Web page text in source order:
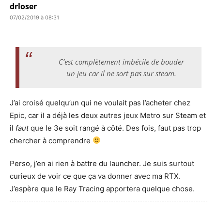
drloser
07/02/2019 à 08:31
C’est complètement imbécile de bouder
un jeu car il ne sort pas sur steam.
J’ai croisé quelqu’un qui ne voulait pas l’acheter chez
Epic, car il a déjà les deux autres jeux Metro sur Steam et
il fautque le 3e soit rangé à côté. Des fois, faut pas trop
chercher à comprendre
Perso, j’en ai rien à battre du launcher. Je suis surtout
curieux de voir ce que ça va donner avec ma RTX.
J’espère que le Ray Tracing apportera quelque chose.